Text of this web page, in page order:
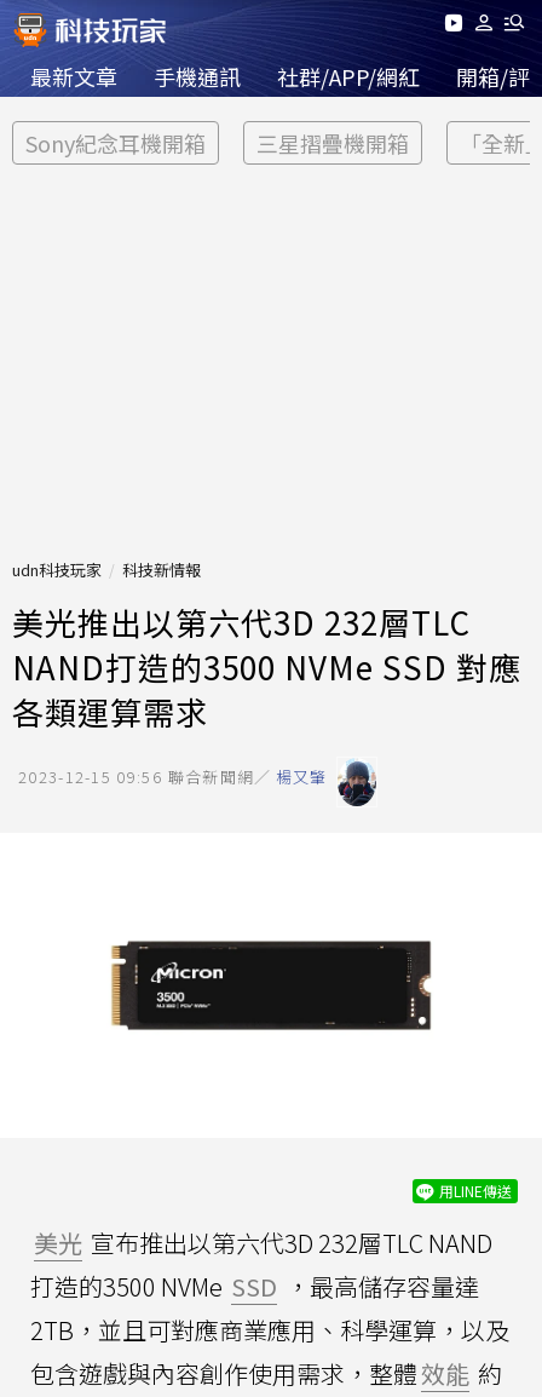
最新文章 手機通訊 社群/APP/網紅 開箱/評
Sony紀念耳機開箱 三星摺疊機開箱 「全新
udn科技玩家 科技新情報
美光推出以第六代3D 232層TLC
NAND打造的3500 NVMe SSD 對應
各類運算需求
2023-12-15 09:56 聯合新聞網／ 楊又肇
用LINE傳送
美光 宣布推出以第六代3D 232層TLC NAND
打造的3500 NVMe SSD ，最高儲存容量達
2TB，並且可對應商業應用、科學運算，以及
包含遊戲與內容創作使用需求，整體效能 約